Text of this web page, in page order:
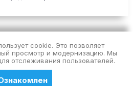
cookie. Это позволяет
просмотр и модернизацию. Мы
отслеживания пользователей.